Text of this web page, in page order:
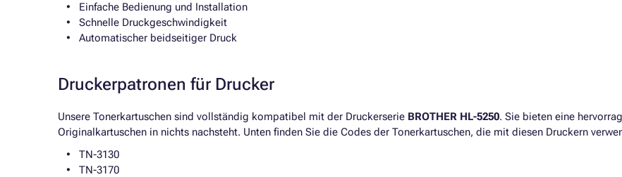
Einfache Bedienung und Installation
Schnelle Druckgeschwindigkeit
Automatischer beidseitiger Druck
Druckerpatronen für Drucker
Unsere Tonerkartuschen sind vollständig kompatibel mit der Druckerserie BROTHER HL-5250. Sie bieten eine
Originalkartuschen in nichts nachsteht. Unten finden Sie die Codes der Tonerkartuschen, die mit diesen Druckern
TN-3130
TN-3170